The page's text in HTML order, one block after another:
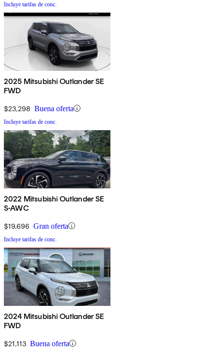
Incluye tarifas de conc.
2025 Mitsubishi Outlander SE
FWD
$23,298 Buena oferta
Incluye tarifas de conc.
2022 Mitsubishi Outlander SE
S-AWC
$19,696 Gran oferta
Incluye tarifas de conc.
2024 Mitsubishi Outlander SE
FWD
$21,113 Buena oferta